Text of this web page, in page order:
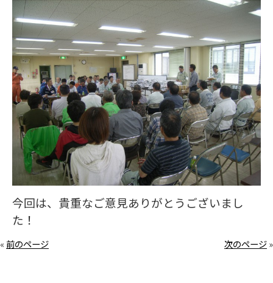
今回は、貴重なご意見ありがとうございまし
た！
« 前のページ 次のページ»